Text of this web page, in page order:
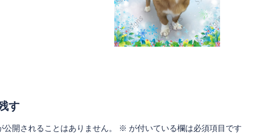
す
公開されることはありません。 ※ が付いている欄は必須項目です